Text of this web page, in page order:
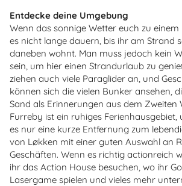
Entdecke deine Umgebung
Wenn das sonnige Wetter euch zu
es nicht lange dauern, bis ihr am Strand
daneben wohnt. Man muss jedoch kein
sein, um hier einen Strandurlaub zu
ziehen auch viele Paraglider an, und
können sich die vielen Bunker ansehen,
Sand als Erinnerungen aus dem Zweiten
Furreby ist ein ruhiges Ferienhausgebiet,
es nur eine kurze Entfernung zum
von Løkken mit einer guten Auswahl an
Geschäften. Wenn es richtig actionreich
ihr das Action House besuchen, wo ihr
Lasergame spielen und vieles mehr